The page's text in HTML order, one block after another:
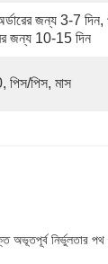
জন্য 3-7 দিন,
জন্য 10-15 দিন
পিস, মাস
নির্ভুলতার পথ